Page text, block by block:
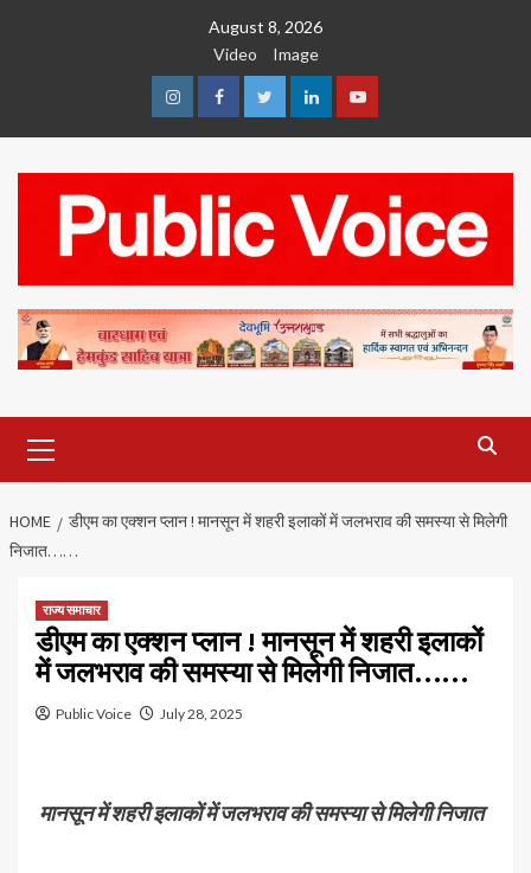
August 8, 2026
Video
Image
InstagramFacebookTwitterLinkedinYoutube
Menu
HOME
डीएम का एक्शन प्लान ! मानसून में शहरी इलाकों में जलभराव की समस्या से मिलेगी
निजात……
राज्य समाचार
डीएम का एक्शन प्लान ! मानसून में शहरी इलाकों
में जलभराव की समस्या से मिलेगी निजात……
Public Voice July 28, 2025
मानसून में शहरी इलाकों में जलभराव की समस्या से मिलेगी निजात